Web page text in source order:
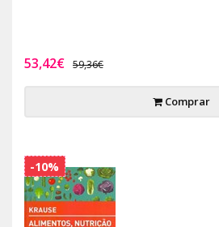
53,42€ 59,36€
Comprar
-10%